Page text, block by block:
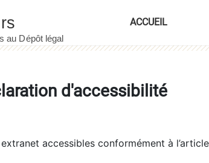
ACCUEIL
d'accessibilité
accessibles conformément à